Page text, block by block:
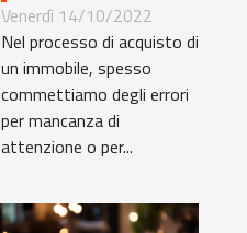
quando si
acquista un
immobile?
Venerdì 14/10/2022
Nel processo di acquisto di
un immobile, spesso
commettiamo degli errori
per mancanza di
attenzione o per...